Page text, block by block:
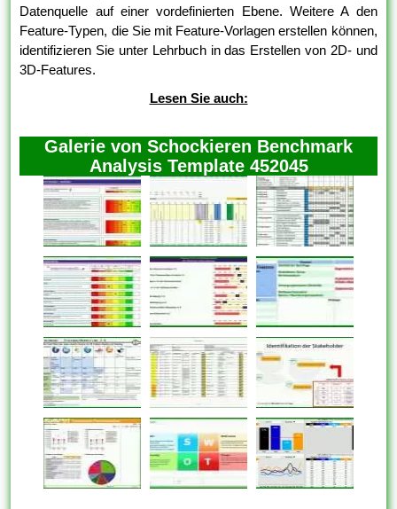
Datenquelle auf einer vordefinierten Ebene. Weitere A den
Feature-Typen, die Sie mit Feature-Vorlagen erstellen können,
identifizieren Sie unter Lehrbuch in das Erstellen von 2D- und
3D-Features.
Lesen Sie auch:
Galerie von Schockieren Benchmark
Analysis Template 452045